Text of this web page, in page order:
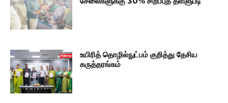
உயிரித் தொழில்நுட்பம் குறித்து தேசிய
கருத்தரங்கம்